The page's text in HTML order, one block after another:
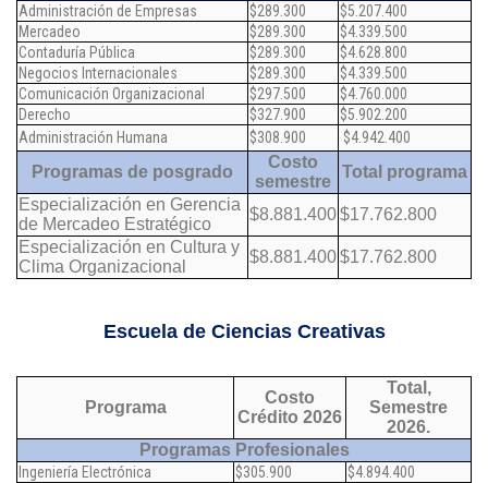
Administración de Empresas $289.300
$5.207.400
Mercadeo
$289.300
$4.339.500
Contaduría Pública
$289.300
$4.628.800
Negocios Internacionales
$289.300
$4.339.500
Comunicación Organizacional
$297.500
$4.760.000
Derecho
$327.900
$5.902.200
Administración Humana
$308.900 $4.942.400
Programas de posgrado
Costo
semestre
Total programa
Especialización en Gerencia
de Mercadeo Estratégico
$8.881.400$17.762.800
Especialización en Cultura y
Clima Organizacional
$8.881.400$17.762.800
Escuela de Ciencias Creativas
Programa
Costo
Crédito 2026
Total,
Semestre
2026.
Programas Profesionales
Ingeniería Electrónica $305.900
$4.894.400
Inscripciones permanentes
Denuncia de Corrupción y Sobornos